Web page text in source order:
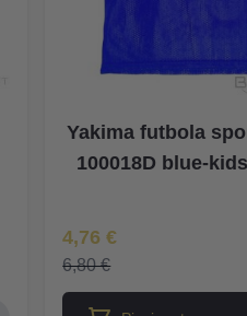
Yakima futbola
100018D blue-
Īpaša Cena
4,76 €
6,80 €